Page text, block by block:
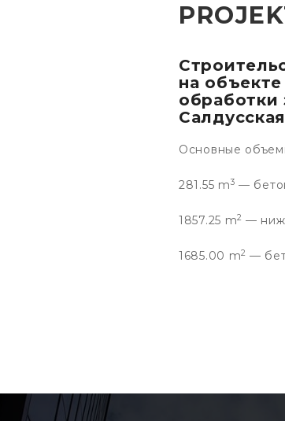
на
обработки
Основные
281.55 m3 —
1857.25 m2 —
1685.00 m2 —